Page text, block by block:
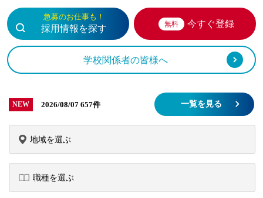
急募のお仕事も！
採用情報を探す 無料 今すぐ登録
学校関係者の皆様へ
NEW 2026/08/07 657件 一覧を見る